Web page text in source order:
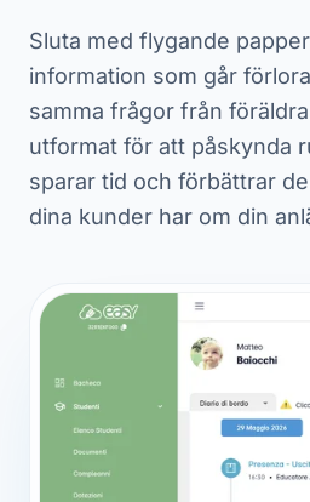
Sluta med flygande
information som går
samma frågor från
utformat för att påskynda
sparar tid och förbättrar
dina kunder har om din